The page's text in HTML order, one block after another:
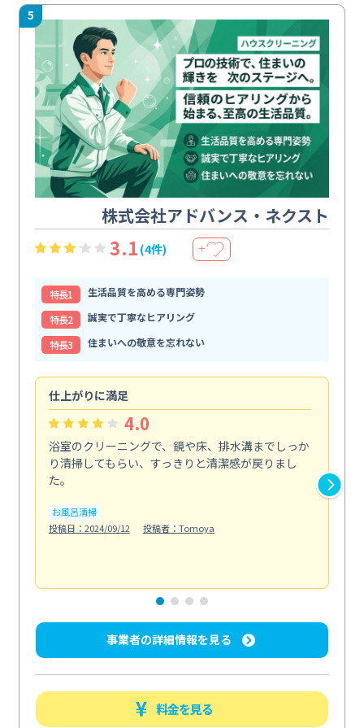
5
株式会社アドバンス・ネクスト
3.1 (4件) ＋
特⻑1
生活品質を高める専門姿勢
特⻑2
誠実で丁寧なヒアリング
特⻑3
住まいへの敬意を忘れない
仕上がりに満足
4.0
浴室のクリーニングで、鏡や床、排水溝までしっか
り清掃してもらい、すっきりと清潔感が戻りまし
た。
お風呂清掃
投稿日：2024/09/12
投稿者：Tomoya
事業者の詳細情報を見る
料金を見る